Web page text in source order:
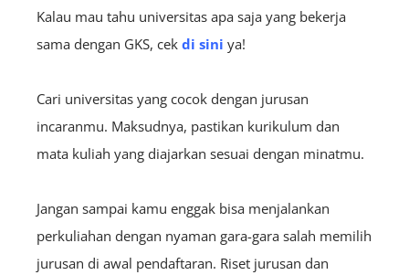
Kalau mau tahu universitas apa saja yang bekerja
sama dengan GKS, cek di sini ya!
Cari universitas yang cocok dengan jurusan
incaranmu. Maksudnya, pastikan kurikulum dan
mata kuliah yang diajarkan sesuai dengan minatmu.
Jangan sampai kamu enggak bisa menjalankan
perkuliahan dengan nyaman gara-gara salah memilih
jurusan di awal pendaftaran. Riset jurusan dan